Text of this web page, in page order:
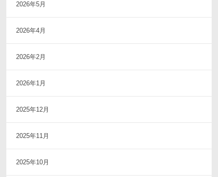
2026年5月
2026年4月
2026年2月
2026年1月
2025年12月
2025年11月
2025年10月